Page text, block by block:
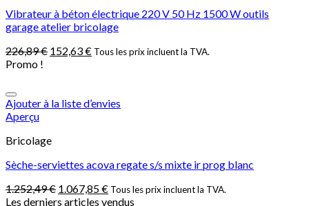
Vibrateur à béton électrique 220 V 50 Hz 1500 W outils
garage atelier bricolage
226,89€ 152,63€ Tous les prix incluent la TVA.
Promo !
Ajouter à la liste d’envies
Aperçu
Bricolage
Sèche-serviettes acova regate s/s mixte ir prog blanc
1.252,49€ 1.067,85€ Tous les prix incluent la TVA.
Les derniers articles vendus